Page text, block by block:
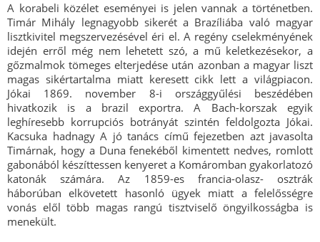
A korabeli közélet eseményei is jelen vannak a történetben.
Timár Mihály legnagyobb sikerét a Brazíliába való magyar
lisztkivitel megszervezésével éri el. A regény cselekményének
idején erről még nem lehetett szó, a mű keletkezésekor, a
gőzmalmok tömeges elterjedése után azonban a magyar liszt
magas sikértartalma miatt keresett cikk lett a világpiacon.
Jókai 1869. november 8-i országgyűlési beszédében
hivatkozik is a brazil exportra. A Bach-korszak egyik
leghíresebb korrupciós botrányát szintén feldolgozta Jókai.
Kacsuka hadnagy A jó tanács című fejezetben azt javasolta
Timárnak, hogy a Duna fenekéből kimentett nedves, romlott
gabonából készíttessen kenyeret a Komáromban gyakorlatozó
katonák számára. Az 1859-es francia-olasz- osztrák
háborúban elkövetett hasonló ügyek miatt a felelősségre
vonás elől több magas rangú tisztviselő öngyilkosságba is
menekült.